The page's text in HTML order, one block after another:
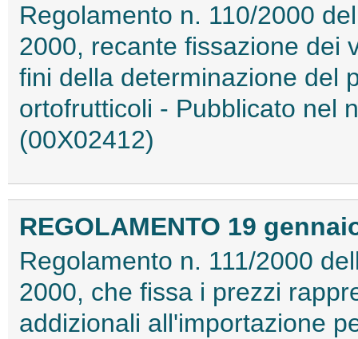
Regolamento n. 110/2000
2000, recante fissazione dei
fini della determinazione del
ortofrutticoli - Pubblicato nel
(00X02412)
REGOLAMENTO 19
Regolamento n. 111/2000
2000, che fissa i prezzi
addizionali all'importazione